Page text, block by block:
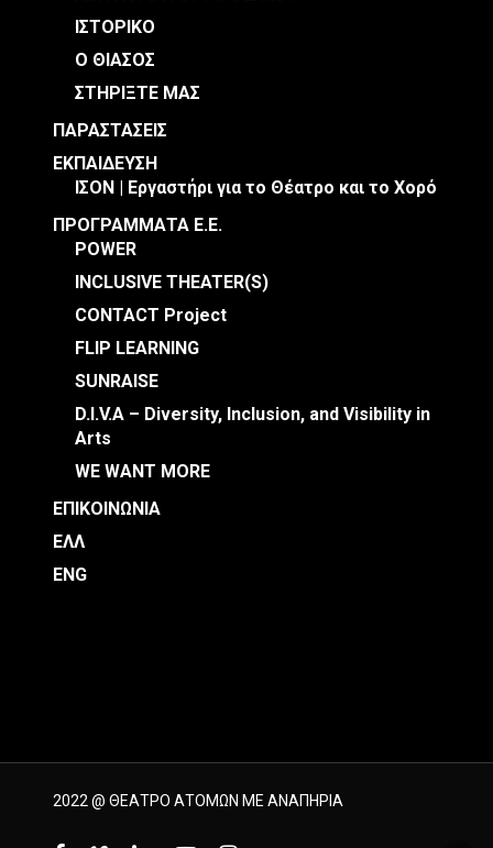
ΙΣΤΟΡΙΚΟ
Ο ΘΙΑΣΟΣ
ΣΤΗΡΙΞΤΕ ΜΑΣ
ΠΑΡΑΣΤΑΣΕΙΣ
ΕΚΠΑΙΔΕΥΣΗ
ΙΣΟΝ | Εργαστήρι για το Θέατρο και το Χορό
ΠΡΟΓΡΑΜΜΑΤΑ Ε.Ε.
POWER
INCLUSIVE THEATER(S)
CONTACT Project
FLIP LEARNING
SUNRAISE
D.I.V.A – Diversity, Inclusion, and Visibility in
Arts
WE WANT MORE
ΕΠΙΚΟΙΝΩΝΙΑ
ΕΛΛ
ENG
2022 @ ΘΕΑΤΡΟ ΑΤΟΜΩΝ ΜΕ ΑΝΑΠΗΡΙΑ